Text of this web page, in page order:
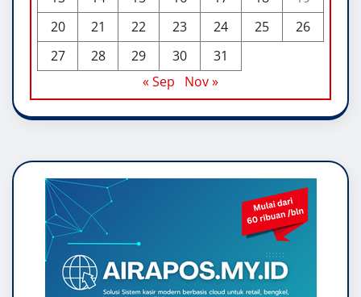
20
21 22 23 24 25
26
27
28 29 30
31
« Sep
Nov »